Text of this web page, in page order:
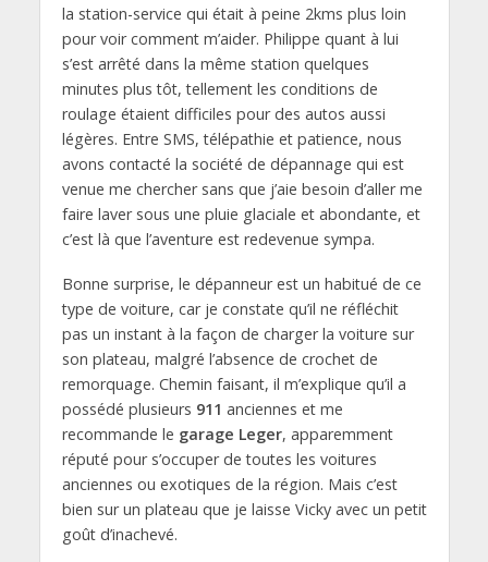
la station-service qui était à peine 2kms plus loin
pour voir comment m’aider. Philippe quant à lui
s’est arrêté dans la même station quelques
minutes plus tôt, tellement les conditions de
roulage étaient difficiles pour des autos aussi
légères. Entre SMS, télépathie et patience, nous
avons contacté la société de dépannage qui est
venue me chercher sans que j’aie besoin d’aller me
faire laver sous une pluie glaciale et abondante, et
c’est là que l’aventure est redevenue sympa.
Bonne surprise, le dépanneur est un habitué de ce
type de voiture, car je constate qu’il ne réfléchit
pas un instant à la façon de charger la voiture sur
son plateau, malgré l’absence de crochet de
remorquage. Chemin faisant, il m’explique qu’il a
possédé plusieurs 911 anciennes et me
recommande le garage Leger, apparemment
réputé pour s’occuper de toutes les voitures
anciennes ou exotiques de la région. Mais c’est
bien sur un plateau que je laisse Vicky avec un petit
goût d’inachevé.